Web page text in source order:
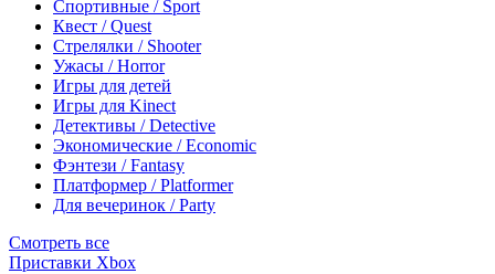
Спортивные / Sport
Квест / Quest
Стрелялки / Shooter
Ужасы / Horror
Игры для детей
Игры для Kinect
Детективы / Detective
Экономические / Economic
Фэнтези / Fantasy
Платформер / Platformer
Для вечеринок / Party
Смотреть все
Приставки Xbox